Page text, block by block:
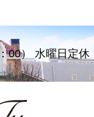
00） 水曜日定休